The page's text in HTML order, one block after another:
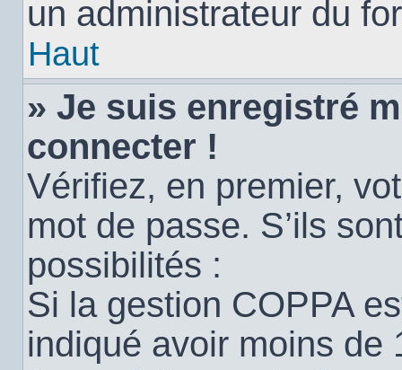
un administrateur du
Haut
» Je suis enregistré
connecter !
Vérifiez, en premier,
mot de passe. S’ils
possibilités :
Si la gestion COPPA
indiqué avoir moins de